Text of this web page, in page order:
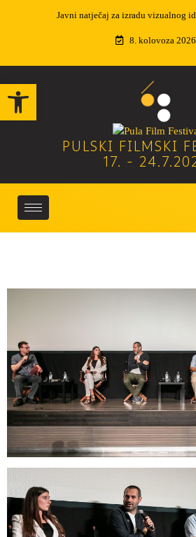
Open toolbar
Javni natječaj za izradu vizualnog
8. kolovoza
PULSKI FILMSKI
17. -